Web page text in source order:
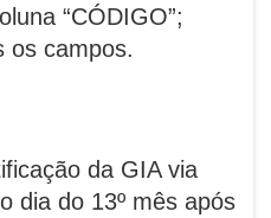
“CÓDIGO”;
os campos.
da GIA via
dia do 13º mês após